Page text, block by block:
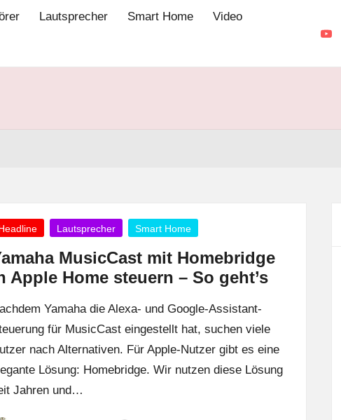
Lautsprecher Smart Home Video
Lautsprecher Smart Home
MusicCast mit Homebridge
Apple Home steuern – So geht’s
Yamaha die Alexa- und Google-Assistant-
für MusicCast eingestellt hat, suchen viele
nach Alternativen. Für Apple-Nutzer gibt es eine
Lösung: Homebridge. Wir nutzen diese Lösung
Jahren und…